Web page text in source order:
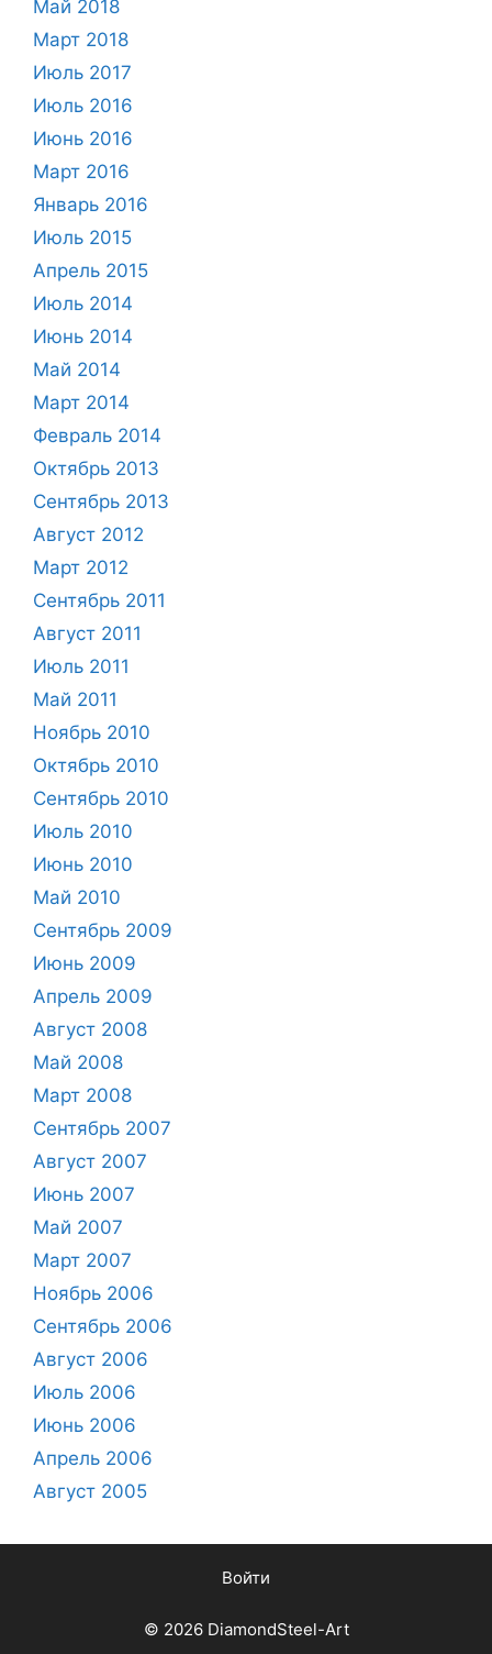
Май 2018
Март 2018
Июль 2017
Июль 2016
Июнь 2016
Март 2016
Январь 2016
Июль 2015
Апрель 2015
Июль 2014
Июнь 2014
Май 2014
Март 2014
Февраль 2014
Октябрь 2013
Сентябрь 2013
Август 2012
Март 2012
Сентябрь 2011
Август 2011
Июль 2011
Май 2011
Ноябрь 2010
Октябрь 2010
Сентябрь 2010
Июль 2010
Июнь 2010
Май 2010
Сентябрь 2009
Июнь 2009
Апрель 2009
Август 2008
Май 2008
Март 2008
Сентябрь 2007
Август 2007
Июнь 2007
Май 2007
Март 2007
Ноябрь 2006
Сентябрь 2006
Август 2006
Июль 2006
Июнь 2006
Апрель 2006
Август 2005
Войти
© 2026 DiamondSteel-Art